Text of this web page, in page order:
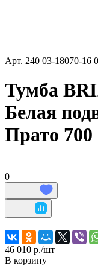
Арт. 240 03-18070-16
Тумба
Белая
Прато 700
0
46 010 р./шт
В корзину